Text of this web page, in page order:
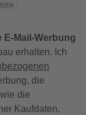
Mail-Werbung
erhalten. Ich
die
die
Kaufdaten,